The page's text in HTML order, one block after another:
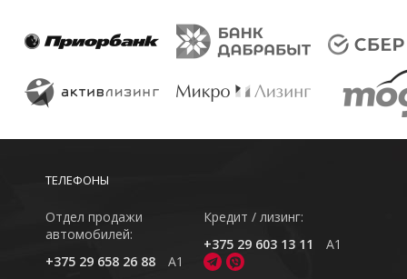
ТЕЛЕФОНЫ
Отдел продажи
автомобилей:
+375 29 658 26 88
A1
Кредит / лизинг:
+375 29 603 13 11
A1